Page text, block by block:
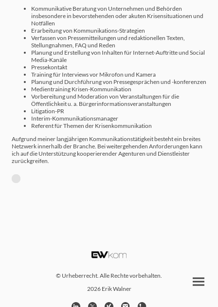
Kommunikative Beratung von Unternehmen und Behörden
insbesondere in bevorstehenden oder akuten Krisensituationen und
Notfällen
Erarbeitung von Kommunikations-Strategien
Verfassen von Pressemitteilungen und redaktionellen Texten,
Stellungnahmen, FAQ und Reden
Planung und Erstellung von Inhalten für Internet-Auftritte und Social
Media-Kanäle
Pressekontakt
Training für Interviews vor Mikrofon und Kamera
Planung und Durchführung von Pressegesprächen und -konferenzen
Medientraining Krisen-Kommunikation
Vorbereitung und Moderation von Veranstaltungen für die
Öffentlichkeit u. a. Bürgerinformationsveranstaltungen
Litigation-PR
Interim-Kommunikationsmanager
Referent für Themen der Krisenkommunikation
Aufgrund meiner langjährigen Kommunikationstätigkeit besteht ein breites
Netzwerk innerhalb der Branche. Bei weitergehenden Anforderungen kann
ich auf die Unterstützung kooperierender Agenturen und Dienstleister
zurückgreifen.
© Urheberrecht. Alle Rechte vorbehalten.
2026 Erik Walner